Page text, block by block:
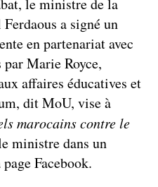
a signé un
en partenariat avec
Marie Royce,
affaires éducatives et
dit MoU, vise à
marocains contre le
ministre dans un
Facebook.